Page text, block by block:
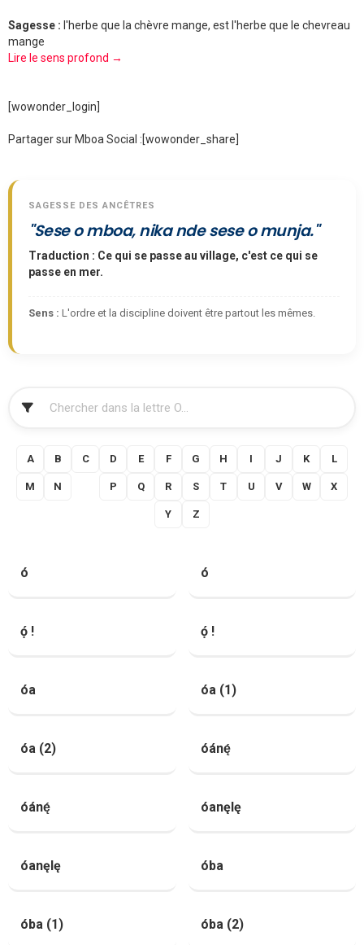
Sagesse : l'herbe que la chèvre mange, est l'herbe que le chevreau
mange
Lire le sens profond →
[wowonder_login]
Partager sur Mboa Social :[wowonder_share]
SAGESSE DES ANCÊTRES
"Sese o mboa, nika nde sese o munja."
Traduction : Ce qui se passe au village, c'est ce qui se
passe en mer.
Sens : L'ordre et la discipline doivent être partout les mêmes.
A B C D E F G H I J K L
M N P Q R S T U V W X
Y Z
ó ó
ọ́ ! ọ́ !
óa óa (1)
óa (2) óánę́
óánę́ óanęlę
óanęlę óba
óba (1) óba (2)